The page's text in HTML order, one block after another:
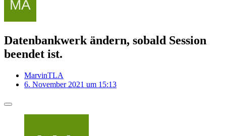
Datenbankwerk ändern, sobald Session
beendet ist.
MarvinTLA
6. November 2021 um 15:13